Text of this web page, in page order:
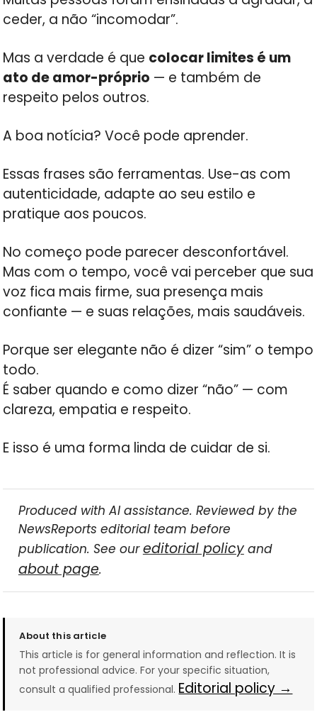
ceder, a não “incomodar”.
Mas a verdade é que colocar limites é um
ato de amor-próprio — e também de
respeito pelos outros.
A boa notícia? Você pode aprender.
Essas frases são ferramentas. Use-as com
autenticidade, adapte ao seu estilo e
pratique aos poucos.
No começo pode parecer desconfortável.
Mas com o tempo, você vai perceber que sua
voz fica mais firme, sua presença mais
confiante — e suas relações, mais saudáveis.
Porque ser elegante não é dizer “sim” o tempo
todo.
É saber quando e como dizer “não” — com
clareza, empatia e respeito.
E isso é uma forma linda de cuidar de si.
Produced with AI assistance. Reviewed by the
NewsReports editorial team before
publication. See oureditorial policyand
about page.
About this article
This article is for general information and reflection. It is
not professional advice. For your specific situation,
consult a qualified professional. Editorial policy →